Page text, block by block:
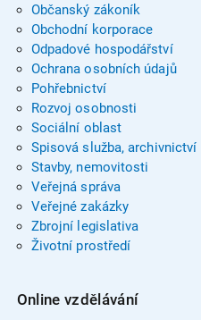
Občanský zákoník
Obchodní korporace
Odpadové hospodářství
Ochrana osobních údajů
Pohřebnictví
Rozvoj osobnosti
Sociální oblast
Spisová služba, archivnictví
Stavby, nemovitosti
Veřejná správa
Veřejné zakázky
Zbrojní legislativa
Životní prostředí
Online vzdělávání